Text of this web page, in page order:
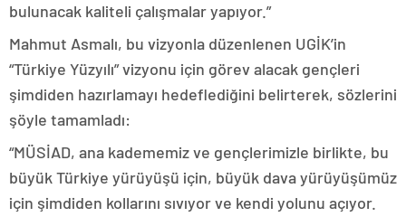
bulunacak kaliteli çalışmalar yapıyor.”
Mahmut Asmalı, bu vizyonla düzenlenen UGİK’in
“Türkiye Yüzyılı” vizyonu için görev alacak gençleri
şimdiden hazırlamayı hedeflediğini belirterek, sözlerini
şöyle tamamladı:
“MÜSİAD, ana kadememiz ve gençlerimizle birlikte, bu
büyük Türkiye yürüyüşü için, büyük dava yürüyüşümüz
için şimdiden kollarını sıvıyor ve kendi yolunu açıyor.